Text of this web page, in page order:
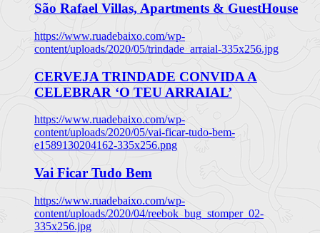
São Rafael Villas, Apartments & GuestHouse
https://www.ruadebaixo.com/wp-
content/uploads/2020/05/trindade_arraial-335x256.jpg
CERVEJA TRINDADE CONVIDA A
CELEBRAR ‘O TEU ARRAIAL’
https://www.ruadebaixo.com/wp-
content/uploads/2020/05/vai-ficar-tudo-bem-
e1589130204162-335x256.png
Vai Ficar Tudo Bem
https://www.ruadebaixo.com/wp-
content/uploads/2020/04/reebok_bug_stomper_02-
335x256.jpg